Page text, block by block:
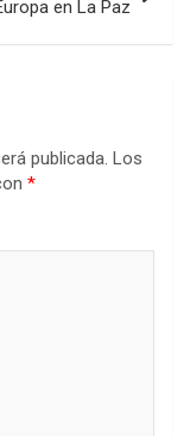
en La Paz
publicada. Los
*